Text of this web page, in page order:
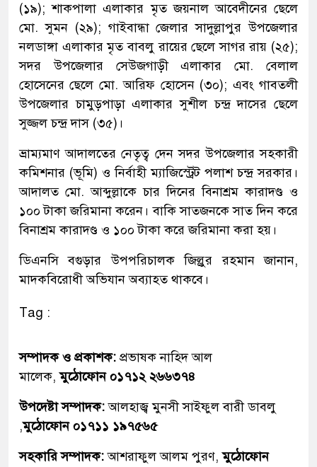
(১৯); শাকপালা এলাকার মৃত জয়নাল আবেদীনের ছেলে
মো. সুমন (২৯); গাইবান্ধা জেলার সাদুল্লাপুর উপজেলার
নলডাঙ্গা এলাকার মৃত বাবলু রায়ের ছেলে সাগর রায় (২৫);
সদর উপজেলার সেউজগাড়ী এলাকার মো. বেলাল
হোসেনের ছেলে মো. আরিফ হোসেন (৩০); এবং গাবতলী
উপজেলার চামুড়পাড়া এলাকার সুশীল চন্দ্র দাসের ছেলে
সুজ্জল চন্দ্র দাস (৩৫)।
ভ্রাম্যমাণ আদালতের নেতৃত্ব দেন সদর উপজেলার সহকারী
কমিশনার (ভূমি) ও নির্বাহী ম্যাজিস্ট্রেট পলাশ চন্দ্র সরকার।
আদালত মো. আব্দুল্লাকে চার দিনের বিনাশ্রম কারাদণ্ড ও
১০০ টাকা জরিমানা করেন। বাকি সাতজনকে সাত দিন করে
বিনাশ্রম কারাদণ্ড ও ১০০ টাকা করে জরিমানা করা হয়।
ডিএনসি বগুড়ার উপপরিচালক জিল্লুর রহমান জানান,
মাদকবিরোধী অভিযান অব্যাহত থাকবে।
Tag :
সম্পাদক ও প্রকাশক: প্রভাষক নাহিদ আল
মালেক,মুঠোফোন ০১৭১২ ২৬৬৩৭৪
উপদেষ্টা সম্পাদক:আলহাজ্ব মুনসী সাইফুল বারী ডাবলু
,মুঠোফোন ০১৭১১ ১৯৭৫৬৫
সহকারি সম্পাদক:আশরাফুল আলম পুরণ,মুঠোফোন